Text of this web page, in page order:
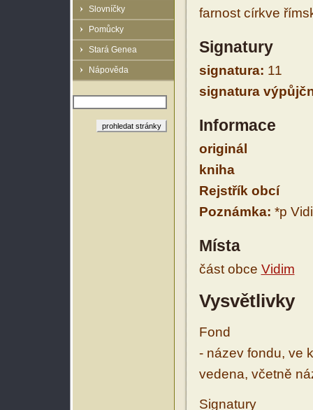
Slovníčky
Pomůcky
Stará Genea
Nápověda
farnost církve
Signatury
signatura: 11
signatura
Informace
originál
kniha
Rejstřík obcí
Poznámka: *p
Místa
část obce Vidim
Vysvětlivky
Fond
- název fondu, ve
vedena, včetně
Signatury